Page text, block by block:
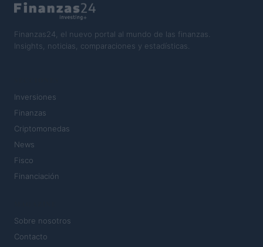
Finanzas24, el nuevo portal al mundo de las finanzas.
Insights, noticias, comparaciones y estadísticas.
Inversiones
Finanzas
Criptomonedas
News
Fisco
Financiación
Sobre nosotros
Contacto